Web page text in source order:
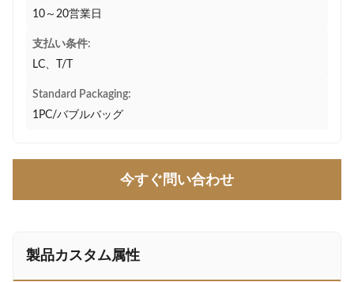
10～20営業日
支払い条件:
LC、T/T
Standard Packaging:
1PC/バブルバッグ
今すぐ問い合わせ
製品カスタム属性